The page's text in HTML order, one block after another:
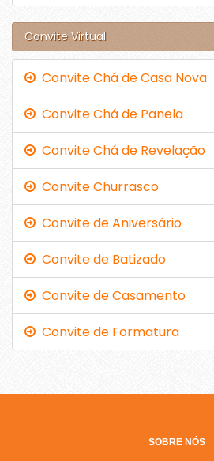
Convite Virtual
Convite Chá de Casa Nova
Convite Chá de Panela
Convite Chá de Revelação
Convite Churrasco
Convite de Aniversário
Convite de Batizado
Convite de Casamento
Convite de Formatura
SOBRE NÓS